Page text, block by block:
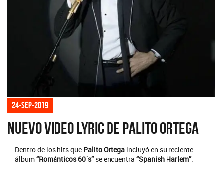
24-sep-2019
Nuevo video lyric de Palito Ortega
Dentro de los hits que Palito Ortega incluyó en su reciente
álbum“Románticos 60´s”se encuentra “Spanish Harlem”.